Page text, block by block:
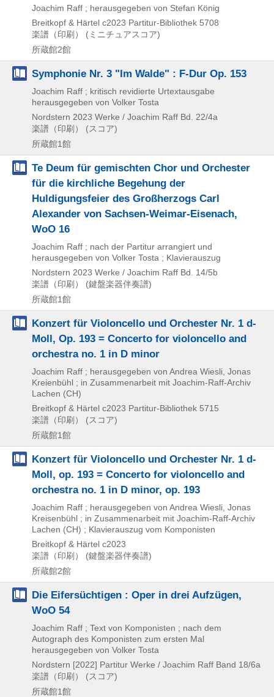
Joachim Raff ; herausgegeben von Stefan König
Breitkopf & Härtel c2023 Partitur-Bibliothek 5708
楽譜（印刷） (ミニチュアスコア)
所蔵館2館
Symphonie Nr. 3 "Im Walde" : F-Dur Op. 153
Joachim Raff ; kritisch revidierte Urtextausgabe
herausgegeben von Volker Tosta
Nordstern 2023 Werke / Joachim Raff Bd. 22/4a
楽譜（印刷） (スコア)
所蔵館1館
Te Deum für gemischten Chor und Orchester
für die kirchliche Begehung der
Huldigungsfeier des Großherzogs Carl
Alexander von Sachsen-Weimar-Eisenach,
WoO 16
Joachim Raff ; nach der Partitur arrangiert und
herausgegeben von Volker Tosta ; Klavierauszug
Nordstern 2023 Werke / Joachim Raff Bd. 14/5b
楽譜（印刷） (鍵盤楽器伴奏譜)
所蔵館1館
Konzert für Violoncello und Orchester Nr. 1 d-
Moll, Op. 193 = Concerto for violoncello and
orchestra no. 1 in D minor
Joachim Raff ; herausgegeben von Andrea Wiesli, Jonas
Kreienbühl ; in Zusammenarbeit mit Joachim-Raff-Archiv
Lachen (CH)
Breitkopf & Härtel c2023 Partitur-Bibliothek 5715
楽譜（印刷） (スコア)
所蔵館1館
Konzert für Violoncello und Orchester Nr. 1 d-
Moll, op. 193 = Concerto for violoncello and
orchestra no. 1 in D minor, op. 193
Joachim Raff ; herausgegeben von Andrea Wiesli, Jonas
Kreisenbühl ; in Zusammenarbeit mit Joachim-Raff-Archiv
Lachen (CH) ; Klavierauszug vom Komponisten
Breitkopf & Härtel c2023
楽譜（印刷） (鍵盤楽器伴奏譜)
所蔵館2館
Die Eifersüchtigen : Oper in drei Aufzügen,
WoO 54
Joachim Raff ; Text von Komponisten ; nach dem
Autograph des Komponisten zum ersten Mal
herausgegeben von Volker Tosta
Nordstern [2022] Partitur Werke / Joachim Raff Band 18/6a
楽譜（印刷） (スコア)
所蔵館1館